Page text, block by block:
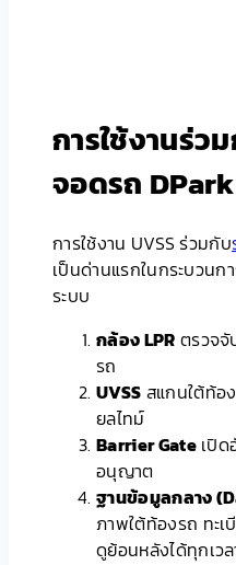
การใช้งานร่ว
จอดรถ DPark
การใช้งาน UVSS ร่วมกับ
เป็นด่านแรกในกระบวนก
ระบบ
กล้อง LPR ตรวจจั
รถ
UVSS สแกนใต้ท้อ
ยลไทม์
Barrier Gateเปิด
อนุญาต
ฐานข้อมูลกลาง
ภาพใต้ท้องรถ ทะเ
ดูย้อนหลังได้ทุกเวล